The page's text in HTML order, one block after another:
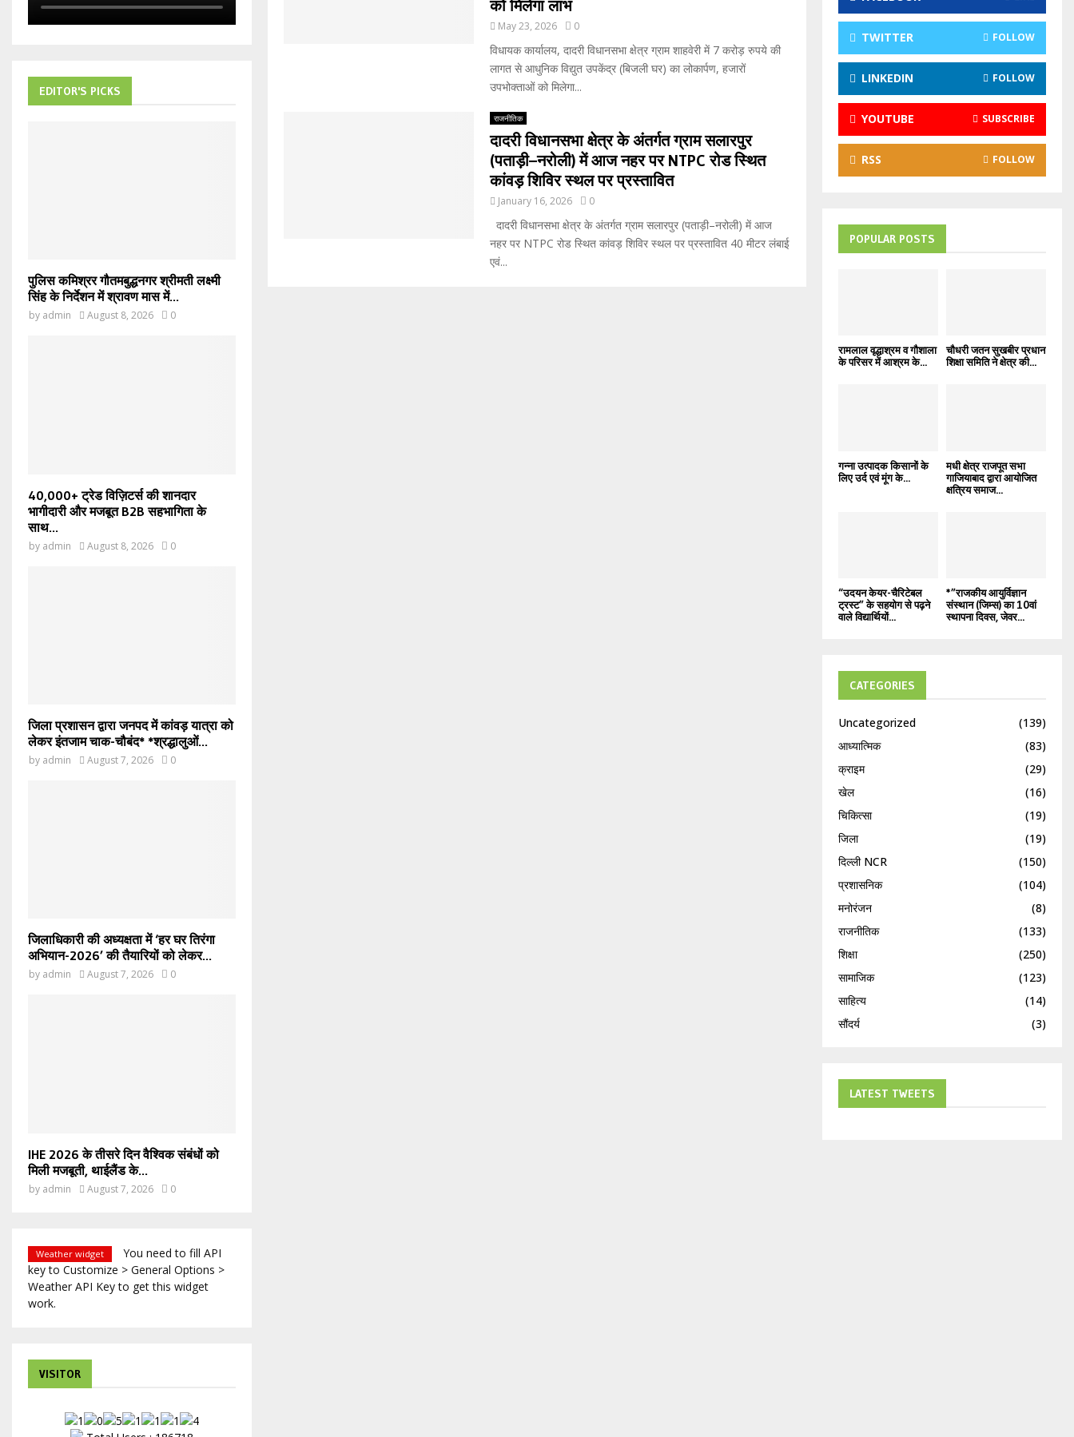
को मिलेगा लाभ
May 23, 2026 0
विधायक कार्यालय, दादरी विधानसभा क्षेत्र ग्राम शाहवेरी में 7 करोड़ रुपये की
लागत से आधुनिक विद्युत उपकेंद्र (बिजली घर) का लोकार्पण, हजारों
उपभोक्ताओं को मिलेगा...
राजनीतिक
दादरी विधानसभा क्षेत्र के अंतर्गत ग्राम सलारपुर
(पताड़ी–नरोली) में आज नहर पर NTPC रोड स्थित
कांवड़ शिविर स्थल पर प्रस्तावित
January 16, 2026 0
दादरी विधानसभा क्षेत्र के अंतर्गत ग्राम सलारपुर (पताड़ी–नरोली) में आज
नहर पर NTPC रोड स्थित कांवड़ शिविर स्थल पर प्रस्तावित 40 मीटर लंबाई
एवं...
EDITOR'S PICKS
पुलिस कमिश्रर गौतमबुद्धनगर श्रीमती लक्ष्मी
सिंह के निर्देशन में श्रावण मास में...
by admin August 8, 2026 0
40,000+ ट्रेड विज़िटर्स की शानदार
भागीदारी और मजबूत B2B सहभागिता के
साथ...
by admin August 8, 2026 0
जिला प्रशासन द्वारा जनपद में कांवड़ यात्रा को
लेकर इंतजाम चाक-चौबंद* *श्रद्धालुओं...
by admin August 7, 2026 0
जिलाधिकारी की अध्यक्षता में ‘हर घर तिरंगा
अभियान-2026’ की तैयारियों को लेकर...
by admin August 7, 2026 0
IHE 2026 के तीसरे दिन वैश्विक संबंधों को
मिली मजबूती, थाईलैंड के...
by admin August 7, 2026 0
Weather widget
You need to fill API
key to Customize > General Options >
Weather API Key to get this widget
work.
VISITOR
:
C
H
TWITTER FOLLOW
LINKEDIN FOLLOW
YOUTUBE SUBSCRIBE
RSS FOLLOW
POPULAR POSTS
रामलाल वृद्धाश्रम व गौशाला
के परिसर में आश्रम के...
चौधरी जतन सुखबीर प्रधान
शिक्षा समिति ने क्षेत्र की...
गन्ना उत्पादक किसानों के
लिए उर्द एवं मूंग के...
मधी क्षेत्र राजपूत सभा
गाजियाबाद द्वारा आयोजित
क्षत्रिय समाज...
“उदयन केयर-चैरिटेबल
ट्रस्ट” के सहयोग से पढ़ने
वाले विद्यार्थियों...
*”राजकीय आयुर्विज्ञान
संस्थान (जिम्स) का 10वां
स्थापना दिवस, जेवर...
CATEGORIES
Uncategorized
(139)
आध्यात्मिक
(83)
क्राइम
(29)
खेल
(16)
चिकित्सा
(19)
जिला
(19)
दिल्ली NCR
(150)
प्रशासनिक
(104)
मनोरंजन
(8)
राजनीतिक
(133)
शिक्षा
(250)
सामाजिक
(123)
साहित्य
(14)
सौंदर्य
(3)
LATEST TWEETS